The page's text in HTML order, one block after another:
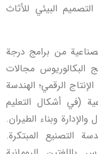
البيئي للأثاث
من برامج درجة
البكالوريوس مجالات
الإنتاج الرقمي؛ الهندسة
(في أشكال التعليم
وبناء الطيران.
التصنيع المبتكرة.